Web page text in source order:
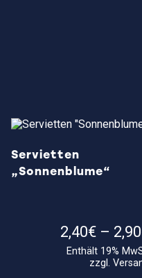
Servietten
„Sonnenblume“
2,40€ – 2,90
Enthält 19%
zzgl.